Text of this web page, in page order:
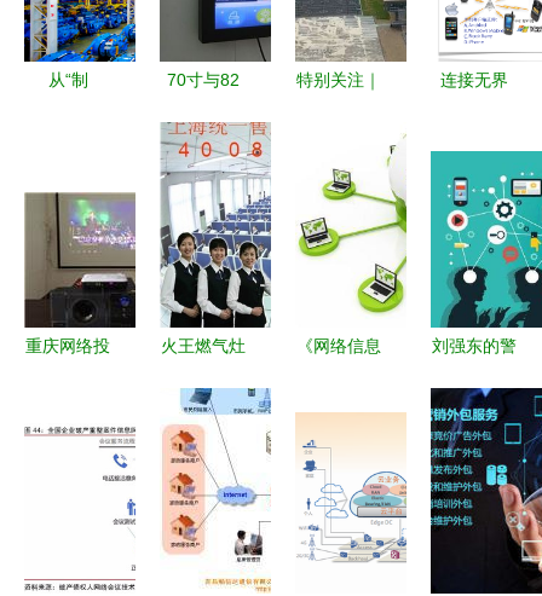
从“制
锐捷打
造“智能工
70寸与82
广告机 低
价促销背后
的商机与选
择策略
特别关注｜
的“品质之
旅”——探
索网络服务
的卓越之道
连接无界
与手机对讲
网络服务的
创新融合与
应用前景
重庆网络投
厂家介绍
火王燃气灶
南 厂家维
修、收费标
准与网络服
务
《网络信息
理规定》出
台 遏制网
络暴力的关
键一步与持
久挑战
刘强东的警
务巨头若失
掌控权，或
成资本转手
棋